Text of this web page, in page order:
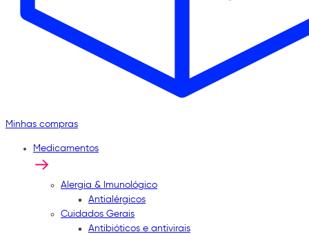
Minhas compras
Medicamentos
Alergia & Imunológico
Antialérgicos
Cuidados Gerais
Antibióticos e antivirais